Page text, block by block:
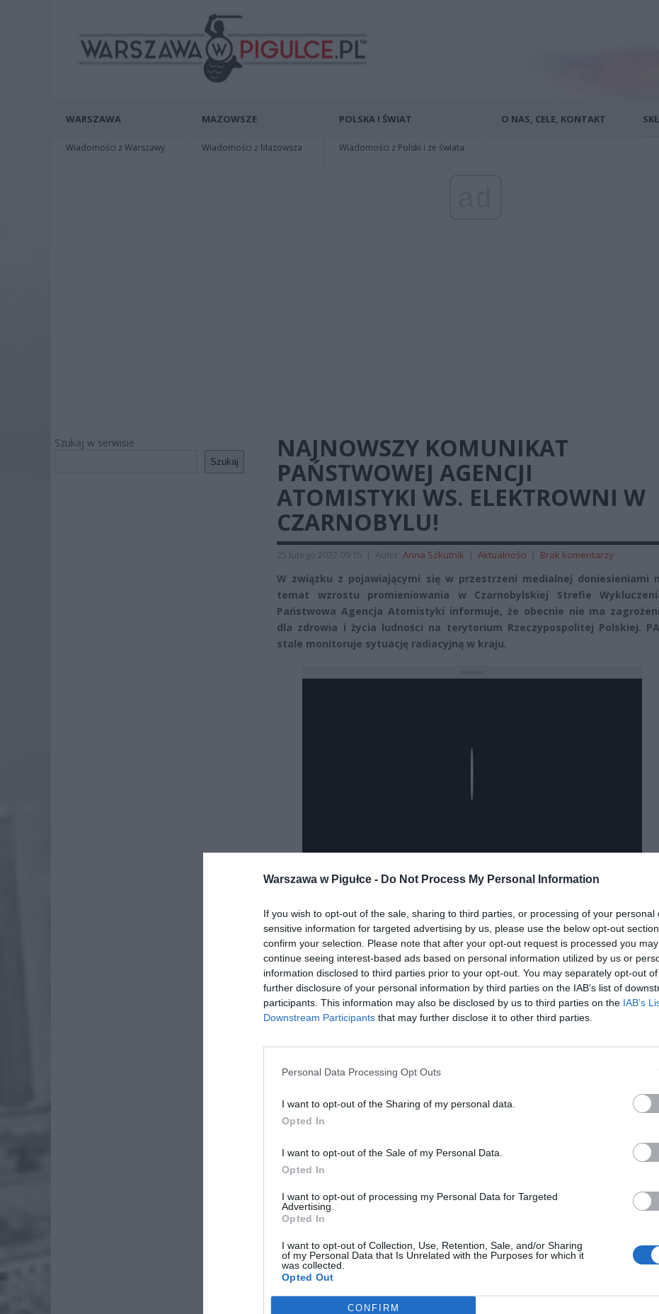
Warszawa w Pigułce - Do Not Process My Personal Information
If you wish to opt-out of the sale, sharing to third parties, or processing of your personal
sensitive information for targeted advertising by us, please use the below opt-out
confirm your selection. Please note that after your opt-out request is processed you may
continue seeing interest-based ads based on personal information utilized by us or
information disclosed to third parties prior to your opt-out. You may separately opt-out
further disclosure of your personal information by third parties on the IAB’s list of
participants. This information may also be disclosed by us to third parties on the IAB’s
Downstream Participants that may further disclose it to other third parties.
Personal Data Processing Opt Outs
I want to opt-out of the Sharing of my personal data.
Opted In
I want to opt-out of the Sale of my Personal Data.
Opted In
I want to opt-out of processing my Personal Data for Targeted
Advertising.
Opted In
I want to opt-out of Collection, Use, Retention, Sale, and/or Sharing
of my Personal Data that Is Unrelated with the Purposes for which it
was collected.
Opted Out
CONFIRM
WARSZAWA
Wiadomości z Warszawy
MAZOWSZE
Wiadomości z Mazowsza
POLSKA I ŚWIAT
Wiadomości z Polski i ze świata
O NAS, CELE, KONTAKT
Szukaj w serwisie
Szukaj
NAJNOWSZY KOMUNIKAT
PAŃSTWOWEJ AGENCJI
ATOMISTYKI WS. ELEKTROWNI W
CZARNOBYLU!
25 lutego 2022 09:15 | Autor: Anna Szkutnik | Aktualności | Brak komentarzy
W związku z pojawiającymi się w przestrzeni medialnej doniesieniami
temat wzrostu promieniowania w Czarnobylskiej Strefie
Państwowa Agencja Atomistyki informuje, że obecnie nie ma
dla zdrowia i życia ludności na terytorium Rzeczypospolitej Polskiej.
stale monitoruje sytuację radiacyjną w kraju.
ad
Dodaj nas do preferowanych źródeł w Google Dodaj
ZOBACZ RÓWNIEŻ:
Lidl przecenił hit do kuchni. Air fryer tańszy aż o 150 zł, a to dopiero
początek
4 sierpnia 2026 16:06